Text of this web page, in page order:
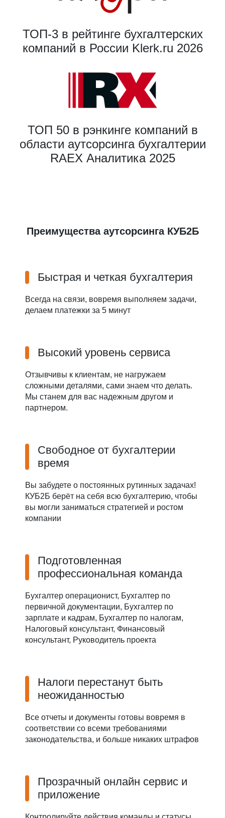
ТОП-3 в рейтинге бухгалтерских
компаний в России Klerk.ru 2026
ТОП 50 в рэнкинге компаний в
области аутсорсинга бухгалтерии
RAEX Аналитика 2025
Преимущества аутсорсинга КУБ2Б
Быстрая и четкая бухгалтерия
Всегда на связи, вовремя выполняем задачи,
делаем платежки за 5 минут
Высокий уровень сервиса
Отзывчивы к клиентам, не нагружаем
сложными деталями, сами знаем что делать.
Мы станем для вас надежным другом и
партнером.
Свободное от бухгалтерии
время
Вы забудете о постоянных рутинных задачах!
КУБ2Б берёт на себя всю бухгалтерию, чтобы
вы могли заниматься стратегией и ростом
компании
Подготовленная
профессиональная команда
Бухгалтер операционист, Бухгалтер по
первичной документации, Бухгалтер по
зарплате и кадрам, Бухгалтер по налогам,
Налоговый консультант, Финансовый
консультант, Руководитель проекта
Налоги перестанут быть
неожиданностью
Все отчеты и документы готовы вовремя в
соответствии со всеми требованиями
законодательства, и больше никаких штрафов
Прозрачный онлайн сервис и
приложение